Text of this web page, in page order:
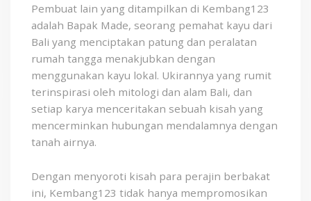
Pembuat lain yang ditampilkan di Kembang123
adalah Bapak Made, seorang pemahat kayu dari
Bali yang menciptakan patung dan peralatan
rumah tangga menakjubkan dengan
menggunakan kayu lokal. Ukirannya yang rumit
terinspirasi oleh mitologi dan alam Bali, dan
setiap karya menceritakan sebuah kisah yang
mencerminkan hubungan mendalamnya dengan
tanah airnya.
Dengan menyoroti kisah para perajin berbakat
ini, Kembang123 tidak hanya mempromosikan